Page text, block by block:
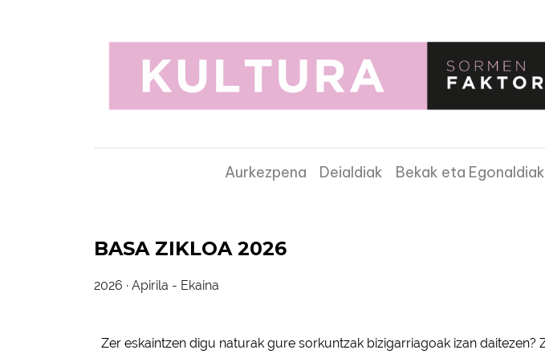
Aurkezpena Deialdiak Bekak eta Egonaldiak
BASA ZIKLOA 2026
2026 · Apirila
Zer eskaintzen digu naturak gure sorkuntzak bizigarriagoak izan